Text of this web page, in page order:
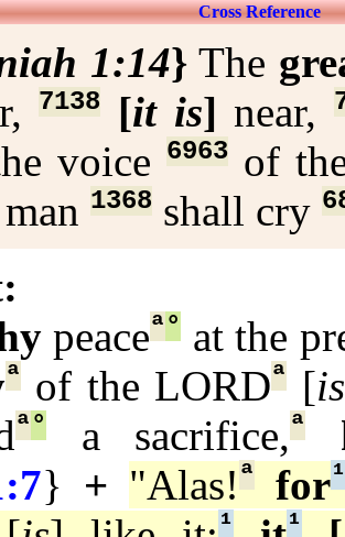
Cross Reference
1:14}The
7138 [it is] near,
voice 6963 of
man 1368 shall cry
peaceª° at the
ªof the LORDª [is
ª° a sacrifice,ª
} + "Alas! ª for¹
¹ ¹